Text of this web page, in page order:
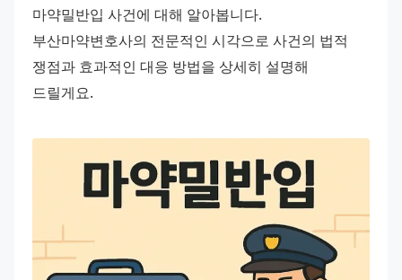
마약밀반입 사건에 대해 알아봅니다.
부산마약변호사의 전문적인 시각으로 사건의 법적
쟁점과 효과적인 대응 방법을 상세히 설명해
드릴게요.